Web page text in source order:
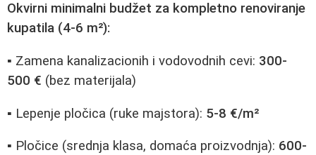
Okvirni minimalni budžet za kompletno renoviranje
kupatila (4-6 m²):
▪ Zamena kanalizacionih i vodovodnih cevi: 300-
500 € (bez materijala)
▪ Lepenje pločica (ruke majstora): 5-8 €/m²
▪ Pločice (srednja klasa, domaća proizvodnja): 600-